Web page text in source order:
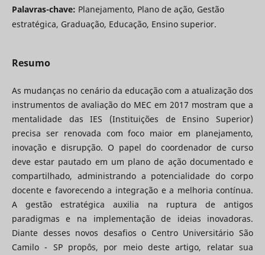
Palavras-chave: Planejamento, Plano de ação, Gestão
estratégica, Graduação, Educação, Ensino superior.
Resumo
As mudanças no cenário da educação com a atualização dos
instrumentos de avaliação do MEC em 2017 mostram que a
mentalidade das IES (Instituições de Ensino Superior)
precisa ser renovada com foco maior em planejamento,
inovação e disrupção. O papel do coordenador de curso
deve estar pautado em um plano de ação documentado e
compartilhado, administrando a potencialidade do corpo
docente e favorecendo a integração e a melhoria contínua.
A gestão estratégica auxilia na ruptura de antigos
paradigmas e na implementação de ideias inovadoras.
Diante desses novos desafios o Centro Universitário São
Camilo - SP propôs, por meio deste artigo, relatar sua